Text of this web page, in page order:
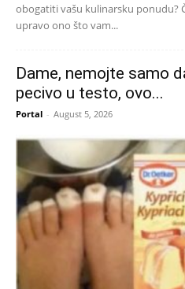
obogatiti vašu kulinarsku ponudu?
upravo ono što vam...
Dame, nemojte samo
pecivo u testo, ovo...
Portal - August 5, 2026